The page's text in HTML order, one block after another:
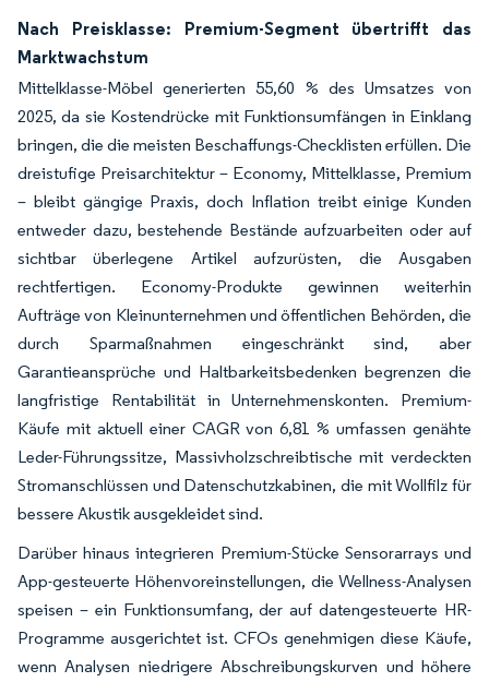
Nach Preisklasse: Premium-Segment übertrifft das
Marktwachstum
Mittelklasse-Möbel generierten 55,60 % des Umsatzes von
2025, da sie Kostendrücke mit Funktionsumfängen in Einklang
bringen, die die meisten Beschaffungs-Checklisten erfüllen. Die
dreistufige Preisarchitektur – Economy, Mittelklasse, Premium
– bleibt gängige Praxis, doch Inflation treibt einige Kunden
entweder dazu, bestehende Bestände aufzuarbeiten oder auf
sichtbar überlegene Artikel aufzurüsten, die Ausgaben
rechtfertigen. Economy-Produkte gewinnen weiterhin
Aufträge von Kleinunternehmen und öffentlichen Behörden, die
durch Sparmaßnahmen eingeschränkt sind, aber
Garantieansprüche und Haltbarkeitsbedenken begrenzen die
langfristige Rentabilität in Unternehmenskonten. Premium-
Käufe mit aktuell einer CAGR von 6,81 % umfassen genähte
Leder-Führungssitze, Massivholzschreibtische mit verdeckten
Stromanschlüssen und Datenschutzkabinen, die mit Wollfilz für
bessere Akustik ausgekleidet sind.
Darüber hinaus integrieren Premium-Stücke Sensorarrays und
App-gesteuerte Höhenvoreinstellungen, die Wellness-Analysen
speisen – ein Funktionsumfang, der auf datengesteuerte HR-
Programme ausgerichtet ist. CFOs genehmigen diese Käufe,
wenn Analysen niedrigere Abschreibungskurven und höhere